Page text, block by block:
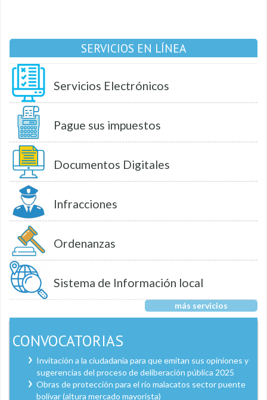
SERVICIOS EN LÍNEA
Servicios Electrónicos
Pague sus impuestos
Documentos Digitales
Infracciones
Ordenanzas
Sistema de Información local
más servicios
CONVOCATORIAS
Invitación a la ciudadanía para que emitan sus opiniones y
sugerencias del proceso de deliberación pública 2025
Obras de protección para el río malacatos sector puente
bolívar (altura mercado mayorista)